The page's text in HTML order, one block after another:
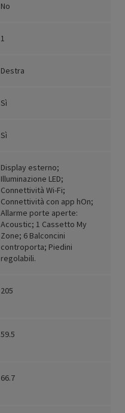
No
1
Destra
Sì
Sì
Display esterno;
Illuminazione LED;
Connettività Wi-Fi;
Connettività con app hOn;
Allarme porte aperte:
Acoustic; 1 Cassetto My
Zone; 6 Balconcini
controporta; Piedini
regolabili.
205
59.5
66.7